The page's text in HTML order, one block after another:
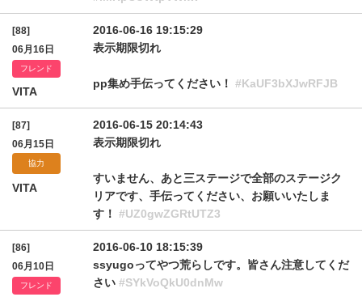
[88]
06月16日
フレンド
VITA
2016-06-16 19:15:29
表示期限切れ
pp集め手伝ってください！ #KaUF3bXJwRFJB
[87]
06月15日
協力
VITA
2016-06-15 20:14:43
表示期限切れ
すいません、あと三ステージで全部のステージク
リアです、手伝ってください、お願いいたしま
す！ #UZ0gwZGRtUTZ3
[86]
06月10日
フレンド
2016-06-10 18:15:39
ssyugoってやつ荒らしです。皆さん注意してくだ
さい #SYkVoQkU0dnMw